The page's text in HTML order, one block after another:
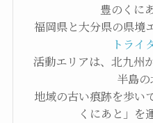
豊のくに
福岡県と大分県の県境
トライ
活動エリアは、北九州
半島の
地域の古い痕跡を歩い
くにあと」を